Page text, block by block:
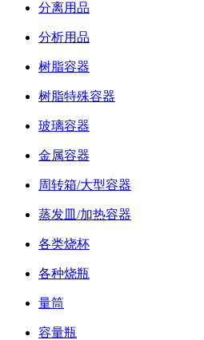
分离用品
分析用品
树脂容器
树脂特殊容器
玻璃容器
金属容器
周转箱/大型容器
蒸发皿/加热容器
各类烧杯
各种烧瓶
量筒
容量瓶